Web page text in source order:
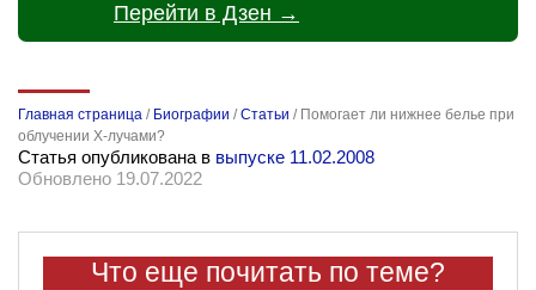
Перейти в Дзен →
Главная страница / Биографии /Статьи / Помогает ли нижнее белье при
облучении Х-лучами?
Статья опубликована в выпуске 11.02.2008
Обновлено 19.07.2022
Что еще почитать по теме?